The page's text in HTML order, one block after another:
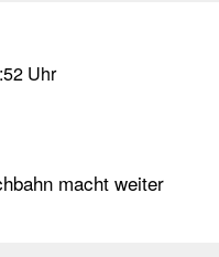
Uhr
macht weiter